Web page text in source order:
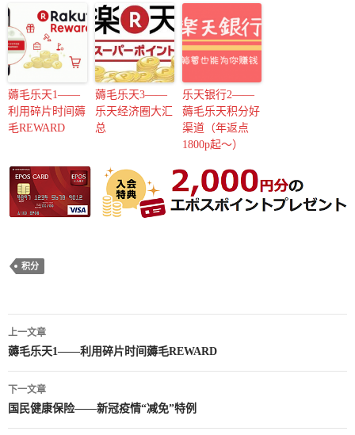
薅毛乐天1——
利用碎片时间薅
毛REWARD
薅毛乐天3——
乐天经济圈大汇
总
乐天银行2——
薅毛乐天积分好
渠道（年返点
1800p起～）
积分
文
章
导
上一文章
薅毛乐天1——利用碎片时间薅毛REWARD
下一文章
国民健康保险——新冠疫情“减免”特例